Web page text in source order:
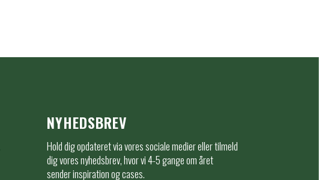
NYHEDSBREV
Hold dig opdateret via vores sociale medier eller tilmeld
dig vores nyhedsbrev, hvor vi 4-5 gange om året
sender inspiration og cases.